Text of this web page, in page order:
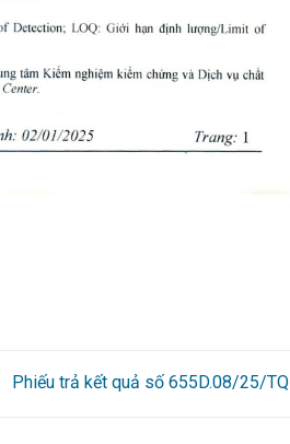
Phiếu trả kết quả số 655D.08/25/TQ